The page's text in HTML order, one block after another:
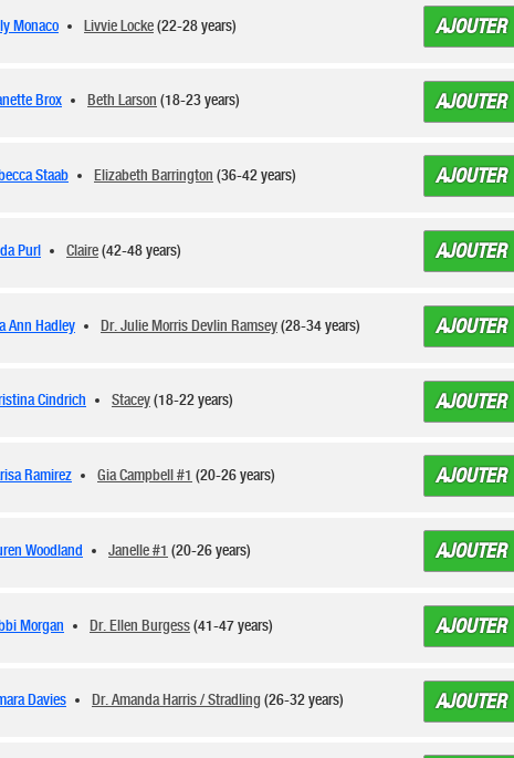
Monaco Livvie Locke(22-28 years) AJOUTER
Brox Beth Larson (18-23 years) AJOUTER
Staab Elizabeth Barrington (36-42 years) AJOUTER
Purl Claire(42-48 years) AJOUTER
Ann Hadley Dr. Julie Morris Devlin Ramsey(28-34 years) AJOUTER
Cindrich Stacey(18-22 years) AJOUTER
Ramirez Gia Campbell #1 (20-26 years) AJOUTER
Woodland Janelle #1 (20-26 years) AJOUTER
Morgan Dr. Ellen Burgess(41-47 years) AJOUTER
Davies Dr. Amanda Harris / Stradling (26-32 years) AJOUTER